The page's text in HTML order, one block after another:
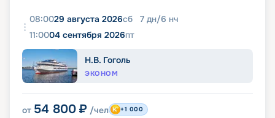
08:0029 августа 2026сб 7 дн/6 нч
11:0004 сентября 2026пт
Н.В. Гоголь
ЭКОНОМ
от 54 800 ₽ /чел +1 000